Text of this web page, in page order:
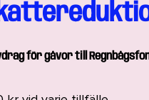
för gåvor till